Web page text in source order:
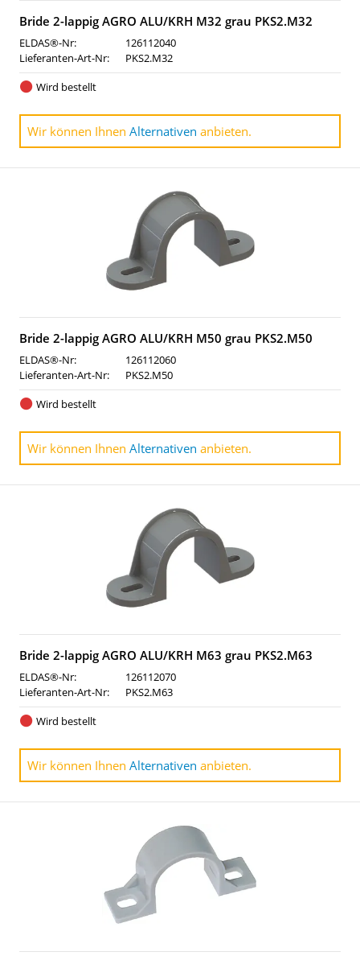
Bride 2-lappig AGRO ALU/KRH M32 grau PKS2.M32
ELDAS®-Nr:
126112040
Lieferanten-Art-Nr:
PKS2.M32
Wird bestellt
Wir können Ihnen Alternativen anbieten.
Bride 2-lappig AGRO ALU/KRH M50 grau PKS2.M50
ELDAS®-Nr:
126112060
Lieferanten-Art-Nr:
PKS2.M50
Wird bestellt
Wir können Ihnen Alternativen anbieten.
Bride 2-lappig AGRO ALU/KRH M63 grau PKS2.M63
ELDAS®-Nr:
126112070
Lieferanten-Art-Nr:
PKS2.M63
Wird bestellt
Wir können Ihnen Alternativen anbieten.